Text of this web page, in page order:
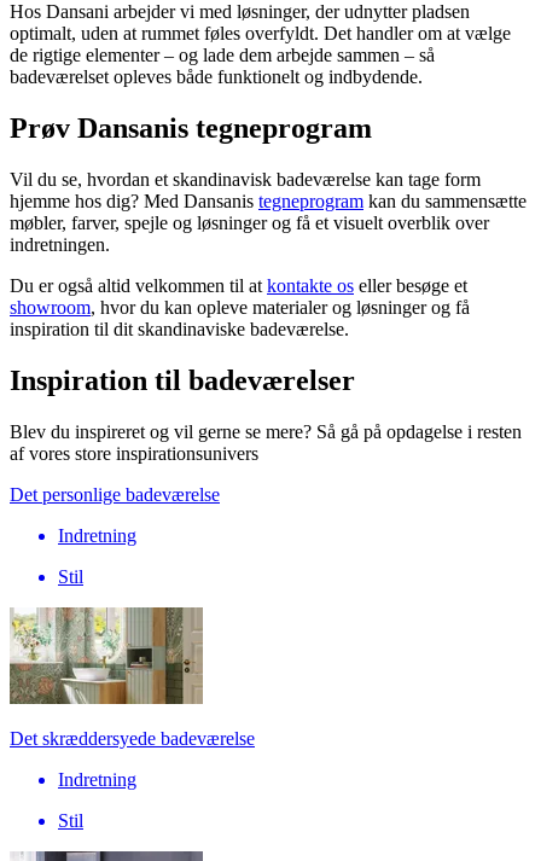
Hos Dansani arbejder vi med løsninger, der udnytter pladsen
optimalt, uden at rummet føles overfyldt. Det handler om at vælge
de rigtige elementer – og lade dem arbejde sammen – så
badeværelset opleves både funktionelt og indbydende.
Prøv Dansanis tegneprogram
Vil du se, hvordan et skandinavisk badeværelse kan tage form
hjemme hos dig? Med Dansanis tegneprogram kan du sammensætte
møbler, farver, spejle og løsninger og få et visuelt overblik over
indretningen.
Du er også altid velkommen til at kontakte os eller besøge et
showroom, hvor du kan opleve materialer og løsninger og få
inspiration til dit skandinaviske badeværelse.
Inspiration til badeværelser
Blev du inspireret og vil gerne se mere? Så gå på opdagelse i resten
af vores store inspirationsunivers
Det personlige badeværelse
Indretning
Stil
Det skræddersyede badeværelse
Indretning
Stil